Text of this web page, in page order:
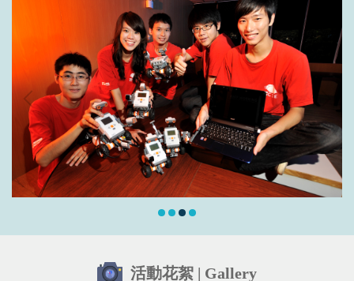
活動花絮 | Gallery